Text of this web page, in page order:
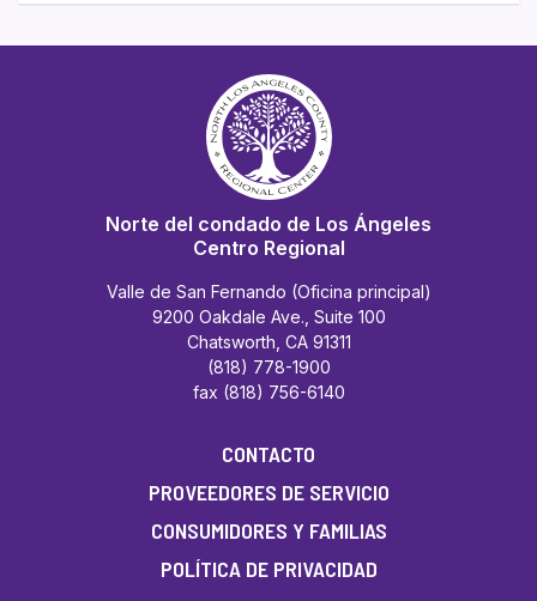
Norte del condado de Los Ángeles
Centro Regional
Valle de San Fernando (Oficina principal)
9200 Oakdale Ave., Suite 100
Chatsworth, CA 91311
(818) 778-1900
fax (818) 756-6140
CONTACTO
PROVEEDORES DE SERVICIO
CONSUMIDORES Y FAMILIAS
POLÍTICA DE PRIVACIDAD